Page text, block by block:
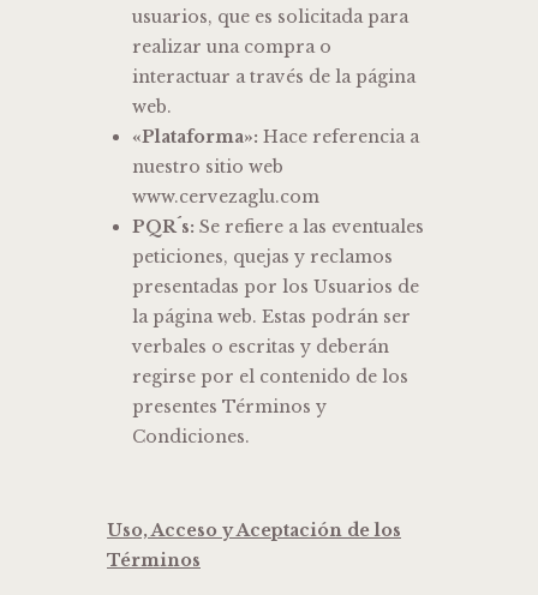
usuarios, que es solicitada para
realizar una compra o
interactuar a través de la página
web.
«Plataforma»: Hace referencia a
nuestro sitio web
www.cervezaglu.com
PQR´s: Se refiere a las eventuales
peticiones, quejas y reclamos
presentadas por los Usuarios de
la página web. Estas podrán ser
verbales o escritas y deberán
regirse por el contenido de los
presentes Términos y
Condiciones.
Uso, Acceso y Aceptación de los
Términos